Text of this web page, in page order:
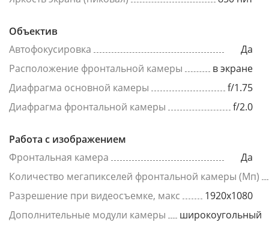
Объектив
Автофокусировка
Да
Расположение фронтальной камеры
в экране
Диафрагма основной камеры
f/1.75
Диафрагма фронтальной камеры
f/2.0
Работа с изображением
Фронтальная камера
Да
Количество мегапикселей фронтальной камеры (Мп)
Разрешение при видеосъемке, макс
1920x1080
Дополнительные модули камеры
широкоугольный